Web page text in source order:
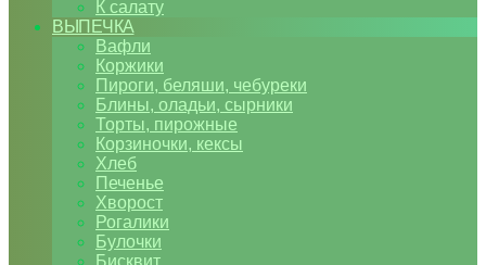
К салату
ВЫПЕЧКА
Вафли
Коржики
Пироги, беляши, чебуреки
Блины, оладьи, сырники
Торты, пирожные
Корзиночки, кексы
Хлеб
Печенье
Хворост
Рогалики
Булочки
Бисквит